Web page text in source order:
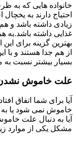
خانواده هایی که به
احتیاج دارند به
زیادی داشته باشد و
غذایی داشته
بهترین گزینه برای
از هم جدا هستند و با
بسیار بیشتر نسبت
علت خاموش نشدن
آیا برای شما اتفاق
خاموش نمی شود یا
آیا به دنبال علت
مشکل یکی از موارد